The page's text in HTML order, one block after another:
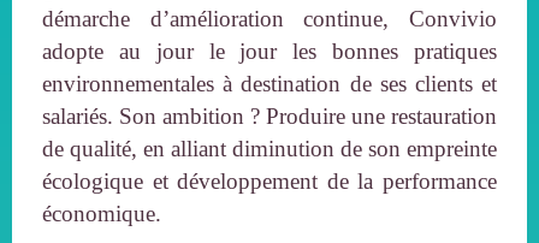
démarche d’amélioration continue, Convivio
adopte au jour le jour les bonnes pratiques
environnementales à destination de ses clients et
salariés. Son ambition ? Produire une restauration
de qualité, en alliant diminution de son empreinte
écologique et développement de la performance
économique.